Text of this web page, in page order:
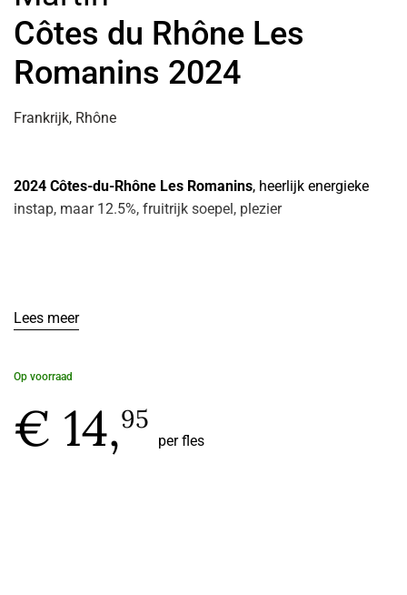
Côtes du Rhône Les
Romanins 2024
Frankrijk, Rhône
2024 Côtes-du-Rhône Les Romanins, heerlijk energieke
instap, maar 12.5%, fruitrijk soepel, plezier
Lees meer
Op voorraad
€ 14,95
per fles